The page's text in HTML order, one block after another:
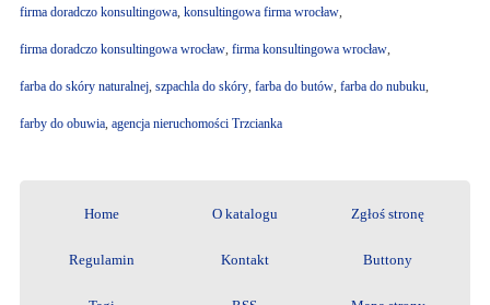
firma doradczo konsultingowa, konsultingowa firma wrocław,
firma doradczo konsultingowa wrocław, firma konsultingowa wrocław,
farba do skóry naturalnej, szpachla do skóry, farba do butów, farba do nubuku,
farby do obuwia, agencja nieruchomości Trzcianka
Home O katalogu Zgłoś stronę
Regulamin Kontakt Buttony